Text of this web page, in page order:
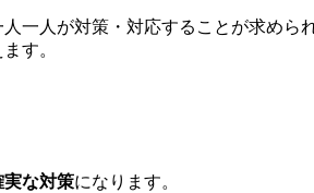
一人が対策・対応することが求められ
す。
実な対策になります。